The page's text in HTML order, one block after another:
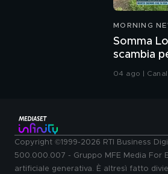
MORNING
Somma
scambia
della ex e
04 ago |
Copyright ©1999-2026 RTI Business
500.000.007 - Gruppo MFE Media For
artificiale generativa. È altresì fatto